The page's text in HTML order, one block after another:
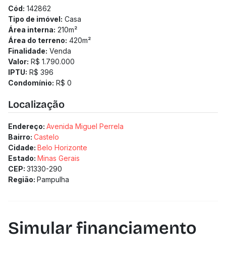
horas e infraestrutura para conexão de internet.
(Os preços e informações poderão sofrer mudanças.
Solicitamos a confirmação com nossa equipe).
Cód: 142862
Tipo de imóvel: Casa
Área interna: 210m²
Área do terreno: 420m²
Finalidade: Venda
Valor: R$ 1.790.000
IPTU: R$ 396
Condomínio: R$ 0
Localização
Endereço: Avenida Miguel Perrela
Bairro: Castelo
Cidade: Belo Horizonte
Estado: Minas Gerais
CEP: 31330-290
Região: Pampulha
Simular financiamento